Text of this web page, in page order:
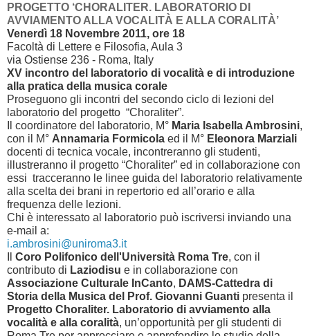
PROGETTO ‘CHORALITER. LABORATORIO DI
AVVIAMENTO ALLA VOCALITÀ E ALLA CORALITÀ’
Venerdì 18 Novembre 2011, ore 18
Facoltà di Lettere e Filosofia, Aula 3
via Ostiense 236 - Roma, Italy
XV incontro del laboratorio di vocalità e di introduzione
alla pratica della musica corale
Proseguono gli incontri del secondo ciclo di lezioni del
laboratorio del progetto “Choraliter”.
Il coordinatore del laboratorio, M° Maria Isabella Ambrosini,
con il M° Annamaria Formicola ed il M° Eleonora Marziali
docenti di tecnica vocale, incontreranno gli studenti,
illustreranno il progetto “Choraliter” ed in collaborazione con
essi tracceranno le linee guida del laboratorio relativamente
alla scelta dei brani in repertorio ed all’orario e alla
frequenza delle lezioni.
Chi è interessato al laboratorio può iscriversi inviando una
e-mail a:
i.ambrosini@uniroma3.it
Coro Polifonico dell'Università Roma Tre, con il
contributo di Laziodisu e in collaborazione con
Associazione Culturale InCanto, DAMS-Cattedra di
Storia della Musica del Prof. Giovanni Guanti presenta il
Progetto Choraliter. Laboratorio di avviamento alla
vocalità e alla coralità, un’opportunità per gli studenti di